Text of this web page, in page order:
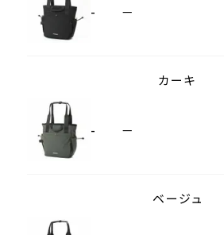
- —
カーキ
- —
ベージュ